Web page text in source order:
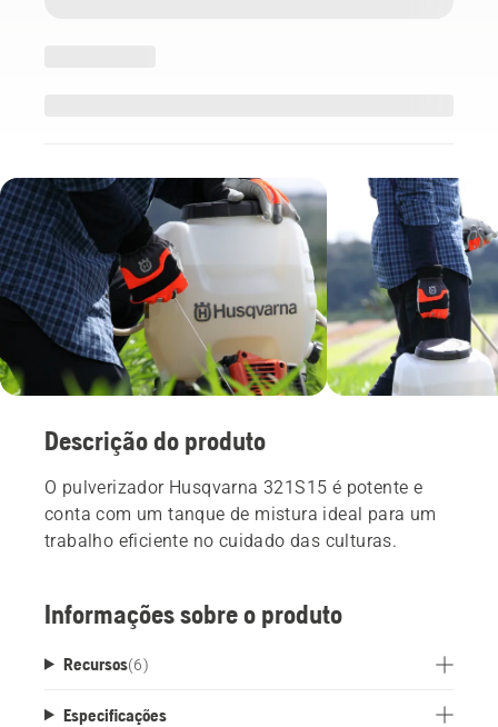
Descrição do produto
O pulverizador Husqvarna 321S15 é potente e
conta com um tanque de mistura ideal para um
trabalho eficiente no cuidado das culturas.
Informações sobre o produto
Recursos(6)
Especificações